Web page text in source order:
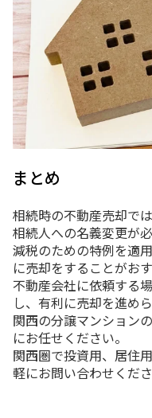
まとめ
相続時の不動産売却で
相続人への名義変更が必
減税のための特例を適
に売却をすることがおす
不動産会社に依頼する
し、有利に売却を進め
関西の分譲マンション
にお任せください。
関西圏で投資用、居住
軽にお問い合わせくださ